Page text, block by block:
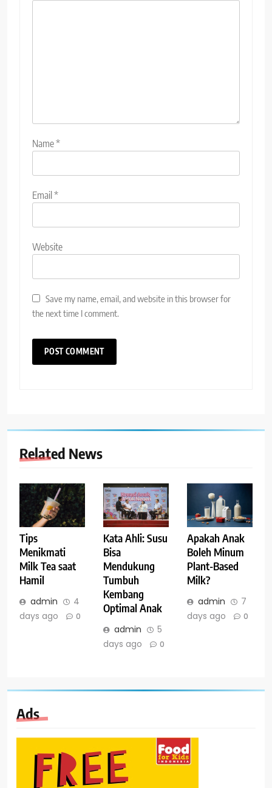
Name*
Email *
Website
Save my name, email, and website in this browser for
the next time I comment.
Related News
Tips
Menikmati
Milk Tea saat
Hamil
admin
4
days ago
0
Kata Ahli: Susu
Bisa
Mendukung
Tumbuh
Kembang
Optimal Anak
admin
5
days ago
0
Apakah Anak
Boleh Minum
Plant-Based
Milk?
admin
7
days ago
0
Ads